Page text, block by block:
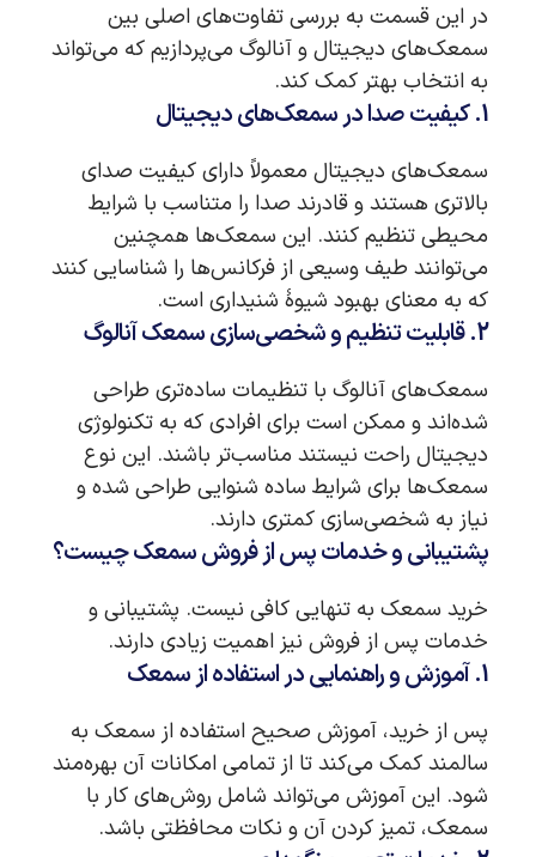
در این قسمت به بررسی تفاوت‌های اصلی بین
سمعک‌های دیجیتال و آنالوگ می‌پردازیم که می‌تواند
به انتخاب بهتر کمک کند.
1. کیفیت صدا در سمعک‌های دیجیتال
سمعک‌های دیجیتال معمولاً دارای کیفیت صدای
بالاتری هستند و قادرند صدا را متناسب با شرایط
محیطی تنظیم کنند. این سمعک‌ها همچنین
می‌توانند طیف وسیعی از فرکانس‌ها را شناسایی کنند
که به معنای بهبود شیوۀ شنیداری است.
2. قابلیت تنظیم و شخصی‌سازی سمعک آنالوگ
سمعک‌های آنالوگ با تنظیمات ساده‌تری طراحی
شده‌اند و ممکن است برای افرادی که به تکنولوژی
دیجیتال راحت نیستند مناسب‌تر باشند. این نوع
سمعک‌ها برای شرایط ساده شنوایی طراحی شده و
نیاز به شخصی‌سازی کمتری دارند.
پشتیبانی و خدمات پس از فروش سمعک چیست؟
خرید سمعک به تنهایی کافی نیست. پشتیبانی و
خدمات پس از فروش نیز اهمیت زیادی دارند.
1. آموزش و راهنمایی در استفاده از سمعک
پس از خرید، آموزش صحیح استفاده از سمعک به
سالمند کمک می‌کند تا از تمامی امکانات آن بهره‌مند
شود. این آموزش می‌تواند شامل روش‌های کار با
سمعک، تمیز کردن آن و نکات محافظتی باشد.